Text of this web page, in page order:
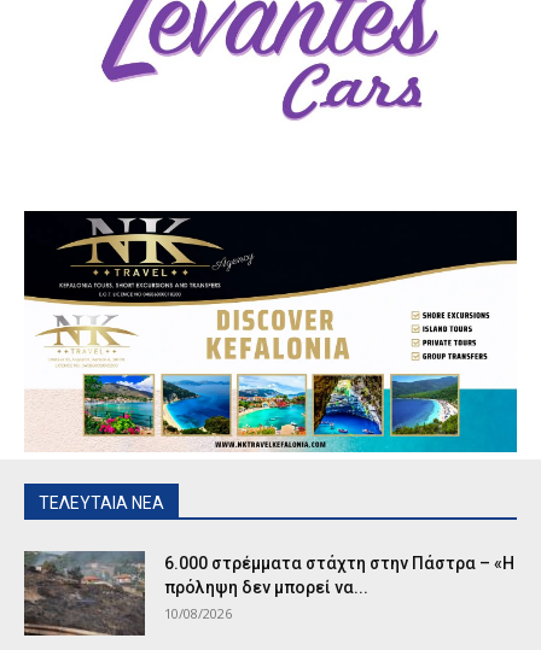
ΤΕΛΕΥΤΑΙΑ ΝΕΑ
6.000 στρέμματα στάχτη στην Πάστρα – «Η
πρόληψη δεν μπορεί να...
10/08/2026